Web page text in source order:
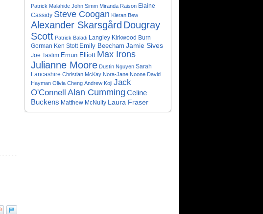
Patrick Malahide John Simm Miranda Raison Elaine
Cassidy Steve Coogan Kieran Bew
Alexander Skarsgård Dougray
Scott Patrick Baladi Langley Kirkwood Burn
Gorman Ken Stott Emily Beecham Jamie Sives
Joe Taslim Emun Elliott Max Irons
Julianne Moore Dustin Nguyen Sarah
Lancashire Christian McKay Nora-Jane Noone David
Hayman Olivia Cheng Andrew Koji Jack
O'Connell Alan Cumming Celine
Buckens Matthew McNulty Laura Fraser